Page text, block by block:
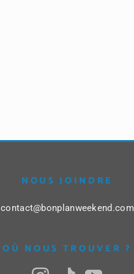
NOUS JOINDRE
contact@bonplanweekend.com
OÙ NOUS TROUVER ?